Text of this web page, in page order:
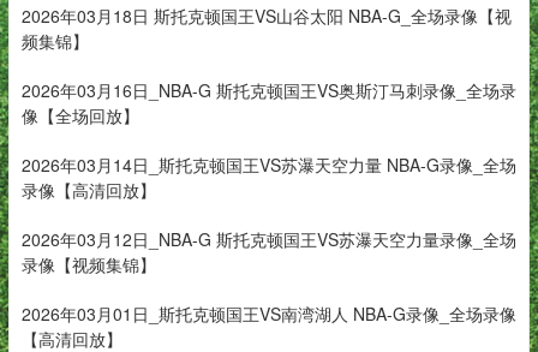
2026年03月18日 斯托克顿国王VS山谷太阳 NBA-G_全场录像【视
频集锦】
2026年03月16日_NBA-G 斯托克顿国王VS奥斯汀马刺录像_全场录
像【全场回放】
2026年03月14日_斯托克顿国王VS苏瀑天空力量 NBA-G录像_全场
录像【高清回放】
2026年03月12日_NBA-G 斯托克顿国王VS苏瀑天空力量录像_全场
录像【视频集锦】
2026年03月01日_斯托克顿国王VS南湾湖人 NBA-G录像_全场录像
【高清回放】